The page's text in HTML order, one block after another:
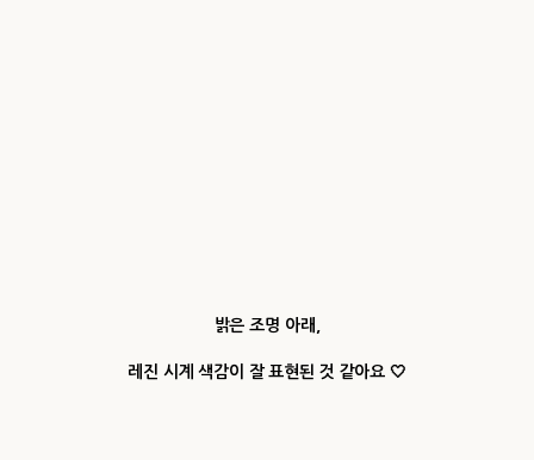
밝은 조명 아래,
레진 시계 색감이 잘 표현된 것 같아요 🤍